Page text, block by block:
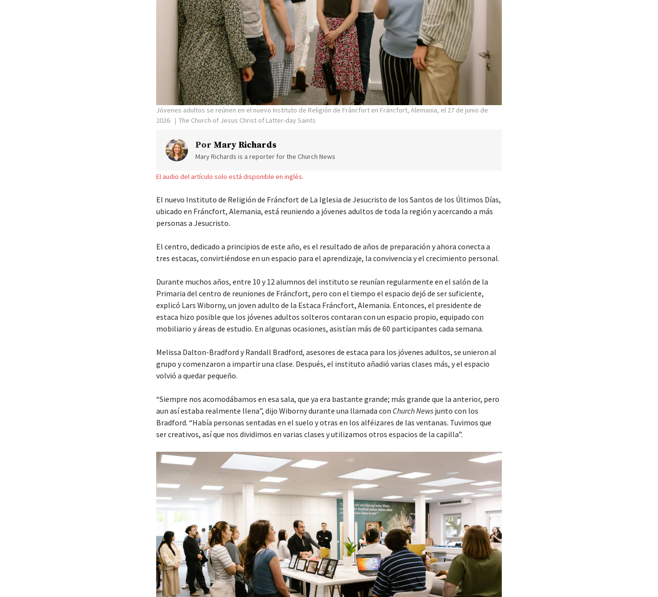
Jóvenes adultos se reúnen en el nuevo Instituto de Religión de Fráncfort en Fráncfort, Alemania, el 27 de junio de
2026.
The Church of Jesus Christ of Latter-day Saints
Por Mary Richards
Mary Richards is a reporter for the Church News
El audio del artículo solo está disponible en inglés.
El nuevo Instituto de Religión de Fráncfort de La Iglesia de Jesucristo de los Santos de los Últimos Días,
ubicado en Fráncfort, Alemania, está reuniendo a jóvenes adultos de toda la región y acercando a más
personas a Jesucristo.
El centro, dedicado a principios de este año, es el resultado de años de preparación y ahora conecta a
tres estacas, convirtiéndose en un espacio para el aprendizaje, la convivencia y el crecimiento personal.
Durante muchos años, entre 10 y 12 alumnos del instituto se reunían regularmente en el salón de la
Primaria del centro de reuniones de Fráncfort, pero con el tiempo el espacio dejó de ser suficiente,
explicó Lars Wiborny, un joven adulto de la Estaca Fráncfort, Alemania. Entonces, el presidente de
estaca hizo posible que los jóvenes adultos solteros contaran con un espacio propio, equipado con
mobiliario y áreas de estudio. En algunas ocasiones, asistían más de 60 participantes cada semana.
Melissa Dalton-Bradford y Randall Bradford, asesores de estaca para los jóvenes adultos, se unieron al
grupo y comenzaron a impartir una clase. Después, el instituto añadió varias clases más, y el espacio
volvió a quedar pequeño.
“Siempre nos acomodábamos en esa sala, que ya era bastante grande; más grande que la anterior, pero
aun así estaba realmente llena”, dijo Wiborny durante una llamada con Church News junto con los
Bradford. “Había personas sentadas en el suelo y otras en los alféizares de las ventanas. Tuvimos que
ser creativos, así que nos dividimos en varias clases y utilizamos otros espacios de la capilla”.